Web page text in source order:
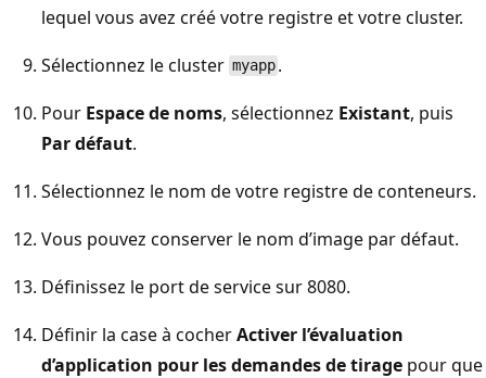
lequel vous avez créé votre registre et votre cluster.
Sélectionnez le cluster myapp .
Pour Espace de noms, sélectionnez Existant, puis
Par défaut.
Sélectionnez le nom de votre registre de conteneurs.
Vous pouvez conserver le nom d’image par défaut.
Définissez le port de service sur 8080.
Définir la case à cocherActiver l’évaluation
d’application pour les demandes de tirage pour que